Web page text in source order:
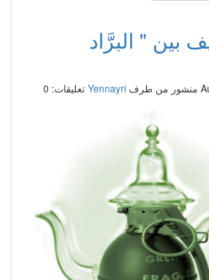
بين " البرَّاد
منشور من طرف Yennayri تعليقات: 0